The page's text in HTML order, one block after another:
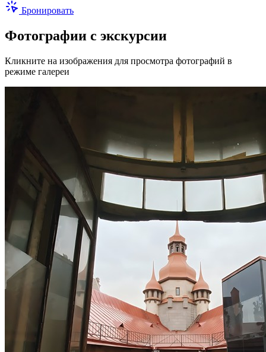
Бронировать
Фотографии с экскурсии
Кликните на изображения для просмотра фотографий в
режиме галереи